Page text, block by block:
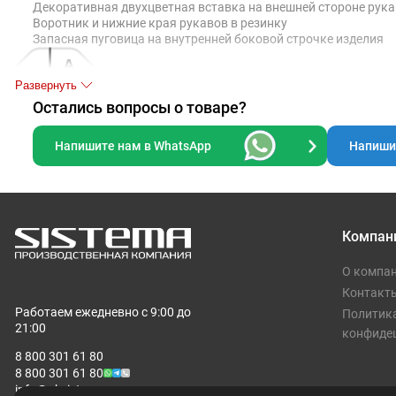
Декоративная двухцветная вставка на внешней стороне
Воротник и нижние края рукавов в резинку
Запасная пуговица на внутренней боковой строчке изделия
Таблица размеров, см S M L XL
B
Допускаются отклонения в 5% от указанных параметров по
Развернуть
Остались вопросы о товаре?
Напишите нам в WhatsApp
Работаем ежедневно с 9:00 до
21:00
8 800 301 61 80
8 800 301 61 80
info@pksistema.ru
О